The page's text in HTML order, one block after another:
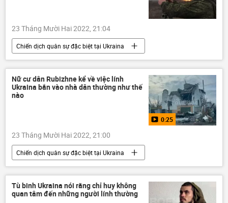
23 Tháng Mười Hai 2022, 21:04
Chiến dịch quân sự đặc biệt tại Ukraina
Quân sự
Quân đội Nga
Nga
Cuộc khủng hoảng ở Ukraina
Bộ Quốc phòng Nga
lực lượng vũ trang Nga
Nữ cư dân Rubizhne kể về việc lính
Ukraina bắn vào nhà dân thường như thế
nào
0:25
23 Tháng Mười Hai 2022, 21:00
Chiến dịch quân sự đặc biệt tại Ukraina
Cuộc khủng hoảng ở Ukraina
Video từ Ukraina
Ukraina
Nga
DNR
Tù binh Ukraina nói rằng chỉ huy không
quan tâm đến những người lính thường